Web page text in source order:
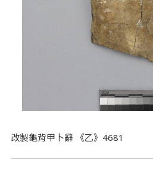
改製龜背甲卜辭 《乙》4681